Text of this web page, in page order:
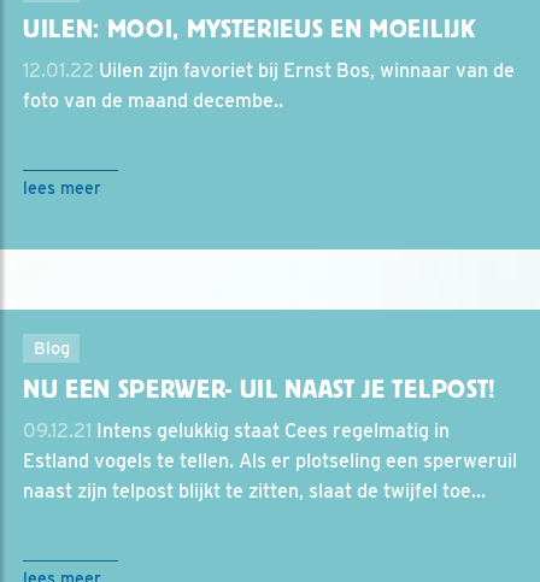
UILEN: MOOI, MYSTERIEUS EN MOEILIJK
12.01.22 Uilen zijn favoriet bij Ernst Bos, winnaar van de
foto van de maand decembe..
lees meer
Blog
NU EEN SPERWER- UIL NAAST JE TELPOST!
09.12.21 Intens gelukkig staat Cees regelmatig in
Estland vogels te tellen. Als er plotseling een sperweruil
naast zijn telpost blijkt te zitten, slaat de twijfel toe...